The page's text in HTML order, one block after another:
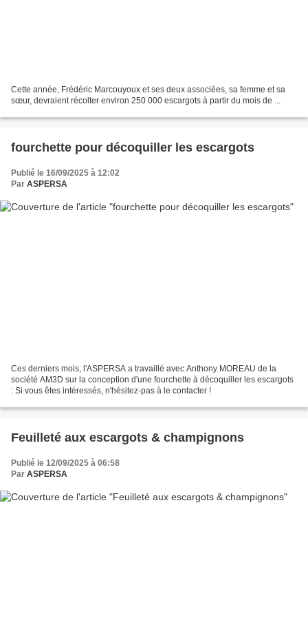
Cette année, Frédéric Marcouyoux et ses deux associées, sa femme et sa
sœur, devraient récolter environ 250 000 escargots à partir du mois de ...
fourchette pour décoquiller les escargots
Publié le 16/09/2025 à 12:02
Par ASPERSA
Ces derniers mois, l'ASPERSA a travaillé avec Anthony MOREAU de la
société AM3D sur la conception d'une fourchette à décoquiller les escargots
: Si vous êtes intéressés, n'hésitez-pas à le contacter !
Feuilleté aux escargots & champignons
Publié le 12/09/2025 à 06:58
Par ASPERSA